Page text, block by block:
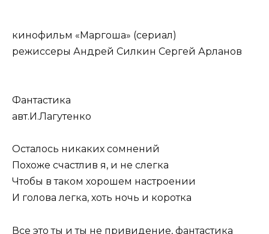
кинофильм «Маргоша» (сериал)
режиссеры Андрей Силкин Сергей Арланов
Фантастика
авт.И.Лагутенко
Осталось никаких сомнений
Похоже счастлив я, и не слегка
Чтобы в таком хорошем настроении
И голова легка, хоть ночь и коротка
Все это ты и ты не привидение, фантастика